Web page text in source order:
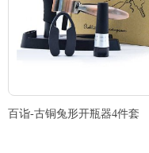
百诣-古铜兔形开瓶器4件套